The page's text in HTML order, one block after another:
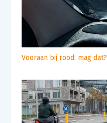
Vooraan bij rood: mag dat?